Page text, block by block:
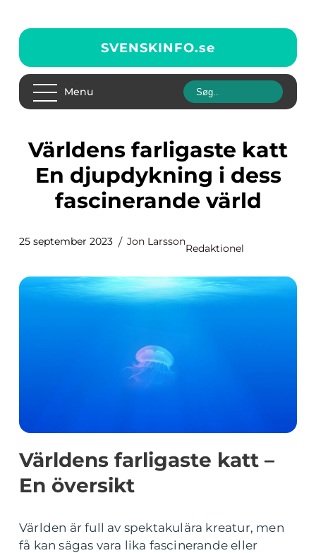
SVENSKINFO.se
Menu
Världens farligaste katt
En djupdykning i dess
fascinerande värld
25 september 2023 Jon Larsson
Redaktionel
Världens farligaste katt –
En översikt
Världen är full av spektakulära kreatur, men
få kan sägas vara lika fascinerande eller